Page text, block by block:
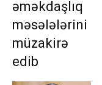
əməkdaşlıq
məsələlərini
müzakirə
edib